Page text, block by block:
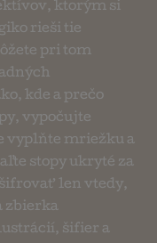
ktorým si
rieši tie
pri tom
kde a prečo
vypočujte
vyplňte mriežku a
stopy ukryté za
len vtedy,
zbierka
šifier a